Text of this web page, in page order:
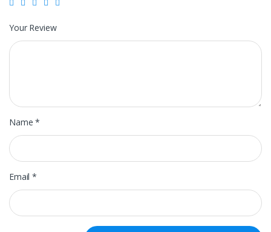
Your Review
Name*
Email*